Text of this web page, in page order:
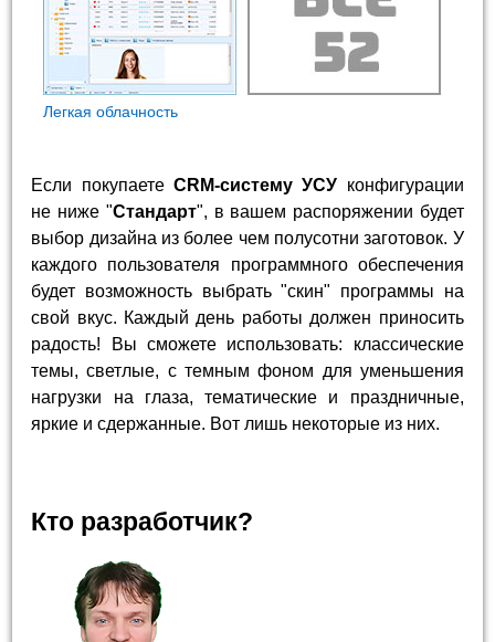
Легкая облачность
Если покупаете CRM-систему УСУ конфигурации
не ниже "Стандарт", в вашем распоряжении будет
выбор дизайна из более чем полусотни заготовок. У
каждого пользователя программного обеспечения
будет возможность выбрать "скин" программы на
свой вкус. Каждый день работы должен приносить
радость! Вы сможете использовать: классические
темы, светлые, с темным фоном для уменьшения
нагрузки на глаза, тематические и праздничные,
яркие и сдержанные. Вот лишь некоторые из них.
Кто разработчик?